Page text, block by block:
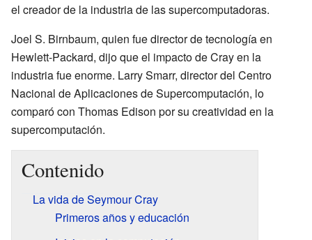
el creador de la industria de las supercomputadoras.
Joel S. Birnbaum, quien fue director de tecnología en
Hewlett-Packard, dijo que el impacto de Cray en la
industria fue enorme. Larry Smarr, director del Centro
Nacional de Aplicaciones de Supercomputación, lo
comparó con Thomas Edison por su creatividad en la
supercomputación.
Contenido
La vida de Seymour Cray
Primeros años y educación